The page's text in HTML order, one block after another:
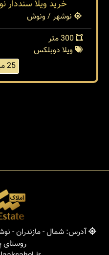
خرید ویلا
نوشهر / ونوش